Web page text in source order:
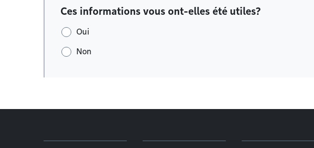
Ces informations vous ont-elles été utiles?
Oui
Non